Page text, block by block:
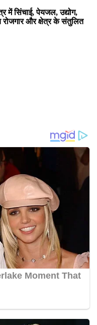
में सिंचाई, पेयजल, उद्योग,
और क्षेत्र के संतुलित